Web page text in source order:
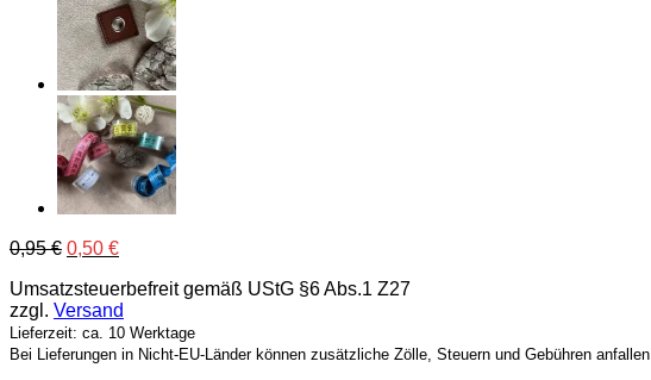
0,95€ Ursprünglicher
war:
0,95 €
0,50 €Aktueller
ist:
0,50 €.
Umsatzsteuerbefreit gemäß UStG §6 Abs.1 Z27
zzgl. Versand
Lieferzeit: ca. 10 Werktage
Bei Lieferungen in Nicht-EU-Länder können zusätzliche Zölle, Steuern und Gebühren anfallen.